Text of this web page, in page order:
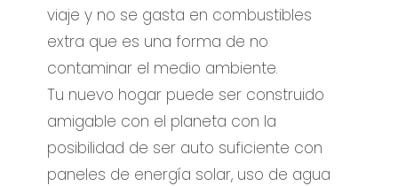
viaje y no se gasta en combustibles
extra que es una forma de no
contaminar el medio ambiente.
Tu nuevo hogar puede ser construido
amigable con el planeta con la
posibilidad de ser auto suficiente con
paneles de energía solar, uso de agua